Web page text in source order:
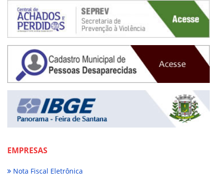
EMPRESAS
Nota Fiscal Eletrônica